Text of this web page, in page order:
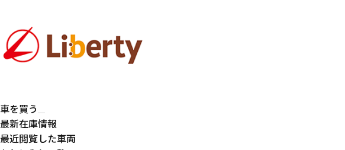
車を買う
最新在庫情報
最近閲覧した車両